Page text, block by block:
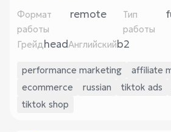
Формат
работы
remote
Тип
работы
ГрейдheadАнглийскийb2
performance marketing
affiliate
ecommerce
russian tiktok ads
tiktok shop